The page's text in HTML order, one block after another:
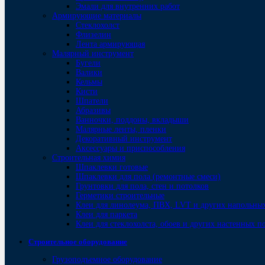
Эмали для внутренних работ
Армирующие материалы
Стеклохолст
Флизелин
Лента армирующая
Малярный инструмент
Бугели
Валики
Кельмы
Кисти
Шпатели
Абразивы
Ванночки, поддоны, вкладыши
Малярные ленты, пленки
Декоративный инструмент
Аксессуары и приспособления
Строительная химия
Шпаклевки готовые
Шпаклевки для пола (ремонтные смеси)
Грунтовки для пола, стен и потолков
Герметики строительные
Клеи для линолеума, ПВХ, LVT и других
Клеи для паркета
Клеи для стеклохолста, обоев и других настенных
Строительное оборудование
Грузоподъемное оборудование